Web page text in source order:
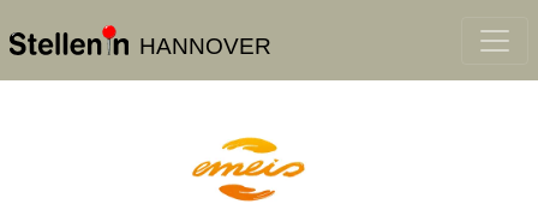
HANNOVER